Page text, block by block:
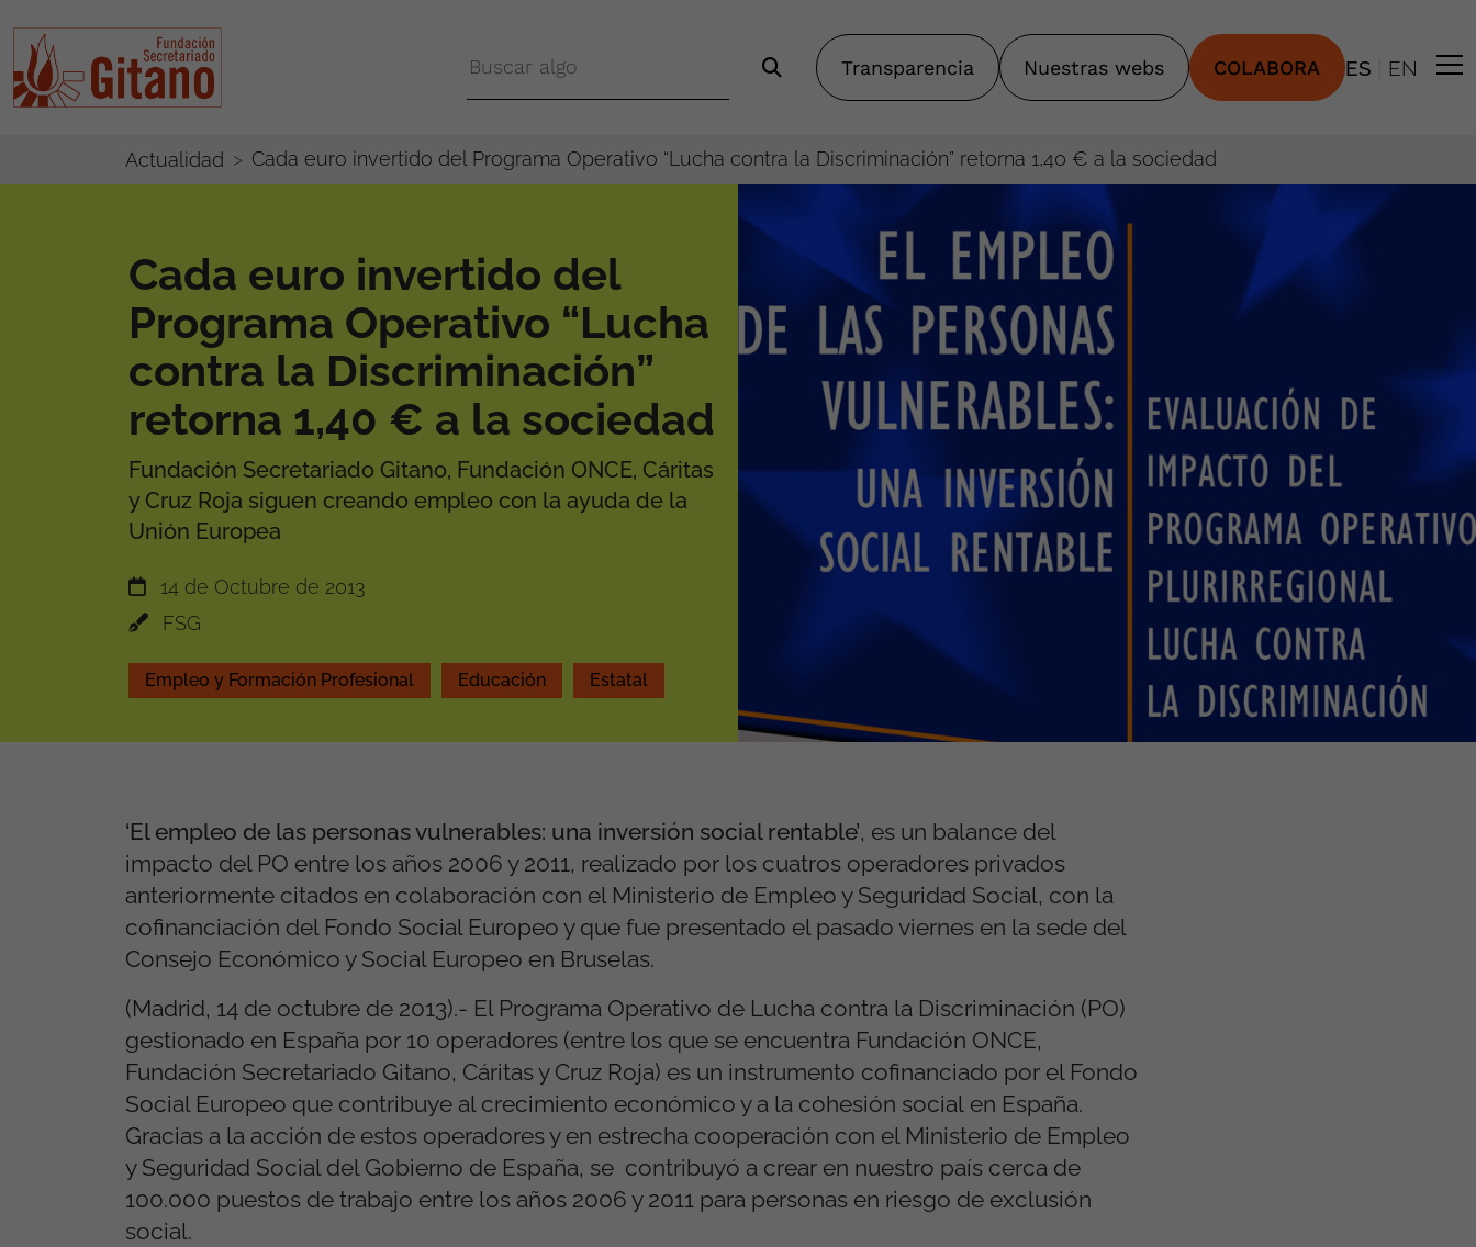
Transparencia Nuestras webs COLABORA ES EN
Actualidad Cada euro invertido del Programa Operativo “Lucha contra la Discriminación” retorna 1,40 € a la sociedad
Cada euro invertido del
Programa Operativo “Lucha
contra la Discriminación”
retorna 1,40 € a la sociedad
Fundación Secretariado Gitano, Fundación ONCE, Cáritas
y Cruz Roja siguen creando empleo con la ayuda de la
Unión Europea
14 de Octubre de 2013
FSG
Empleo y Formación Profesional Educación Estatal
‘El empleo de las personas vulnerables: una inversión social rentable’, es un balance del
impacto del PO entre los años 2006 y 2011, realizado por los cuatros operadores privados
anteriormente citados en colaboración con el Ministerio de Empleo y Seguridad Social, con la
cofinanciación del Fondo Social Europeo y que fue presentado el pasado viernes en la sede del
Consejo Económico y Social Europeo en Bruselas.
(Madrid, 14 de octubre de 2013).- El Programa Operativo de Lucha contra la Discriminación (PO)
gestionado en España por 10 operadores (entre los que se encuentra Fundación ONCE,
Fundación Secretariado Gitano, Cáritas y Cruz Roja) es un instrumento cofinanciado por el Fondo
Social Europeo que contribuye al crecimiento económico y a la cohesión social en España.
Gracias a la acción de estos operadores y en estrecha cooperación con el Ministerio de Empleo
y Seguridad Social del Gobierno de España, se contribuyó a crear en nuestro país cerca de
100.000 puestos de trabajo entre los años 2006 y 2011 para personas en riesgo de exclusión
social.